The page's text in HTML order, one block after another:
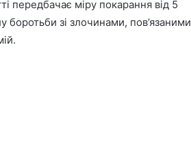
передбачає міру покарання від 5
боротьби зі злочинами, пов’язаними